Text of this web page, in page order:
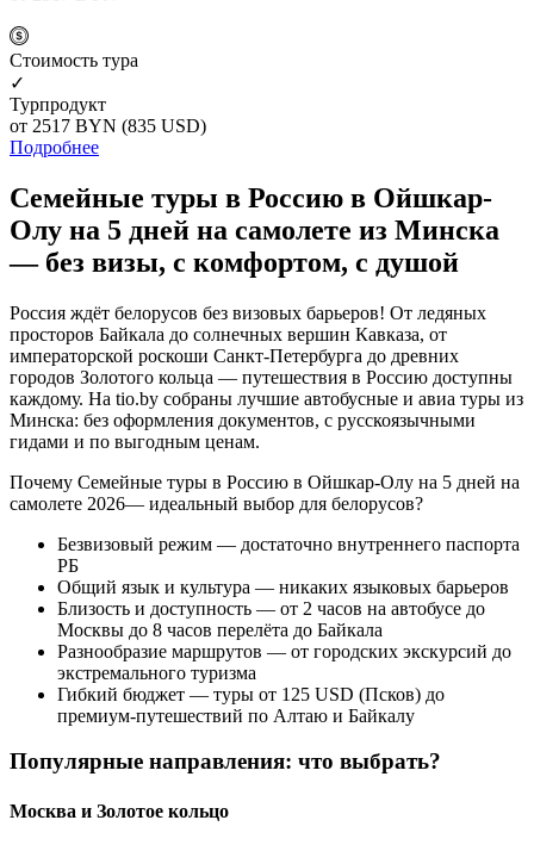
Cтоимость тура
✓
Турпродукт
от 2517 BYN (835 USD)
Подробнее
Семейные туры в Россию в Ойшкар-
Олу на 5 дней на самолете из Минска
— без визы, с комфортом, с душой
Россия ждёт белорусов без визовых барьеров! От ледяных
просторов Байкала до солнечных вершин Кавказа, от
императорской роскоши Санкт-Петербурга до древних
городов Золотого кольца — путешествия в Россию доступны
каждому. На tio.by собраны лучшие автобусные и авиа туры из
Минска: без оформления документов, с русскоязычными
гидами и по выгодным ценам.
Почему Семейные туры в Россию в Ойшкар-Олу на 5 дней на
самолете 2026— идеальный выбор для белорусов?
Безвизовый режим — достаточно внутреннего паспорта
РБ
Общий язык и культура — никаких языковых барьеров
Близость и доступность — от 2 часов на автобусе до
Москвы до 8 часов перелёта до Байкала
Разнообразие маршрутов — от городских экскурсий до
экстремального туризма
Гибкий бюджет — туры от 125 USD (Псков) до
премиум-путешествий по Алтаю и Байкалу
Популярные направления: что выбрать?
Москва и Золотое кольцо